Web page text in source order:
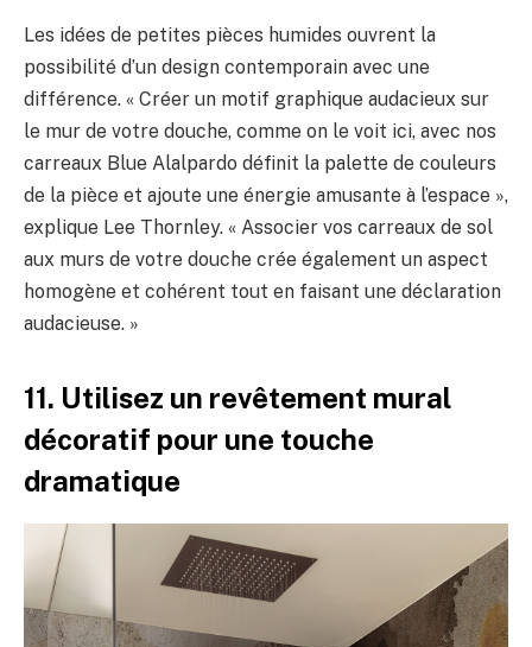
Les idées de petites pièces humides ouvrent la
possibilité d’un design contemporain avec une
différence. « Créer un motif graphique audacieux sur
le mur de votre douche, comme on le voit ici, avec nos
carreaux Blue Alalpardo définit la palette de couleurs
de la pièce et ajoute une énergie amusante à l’espace »,
explique Lee Thornley. « Associer vos carreaux de sol
aux murs de votre douche crée également un aspect
homogène et cohérent tout en faisant une déclaration
audacieuse. »
11. Utilisez un revêtement mural
décoratif pour une touche
dramatique